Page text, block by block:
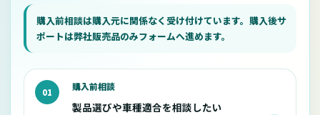
購入前相談は購入元に関係なく受け付けています。購入後サ
ポートは弊社販売品のみフォームへ進めます。
01 購入前相談
製品選びや車種適合を相談したい